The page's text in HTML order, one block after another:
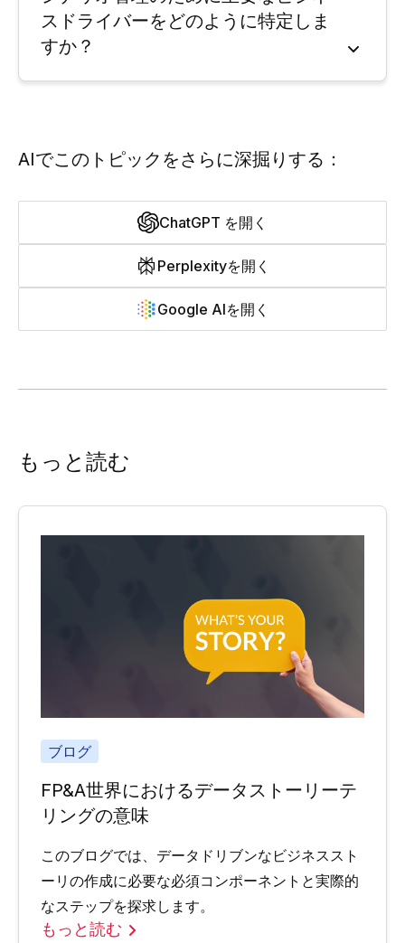
スドライバーをどのように特定しま
すか？
AIでこのトピックをさらに深掘りする：
ChatGPT を開く
Perplexityを開く
Google AIを開く
もっと読む
ブログ
FP&A世界におけるデータストーリーテ
リングの意味
このブログでは、データドリブンなビジネススト
ーリの作成に必要な必須コンポーネントと実際的
なステップを探求します。
もっと読む